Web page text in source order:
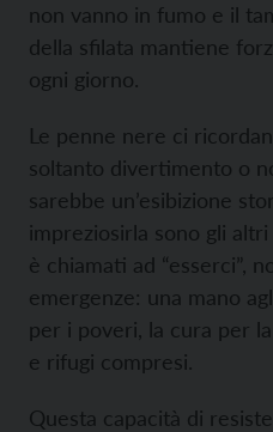
non vanno in fumo e il
della sfilata mantiene
ogni giorno.
Le penne nere ci
soltanto divertimento o
sarebbe un’esibizione
impreziosirla sono gli
è chiamati ad “esserci”,
emergenze: una mano
per i poveri, la cura per
e rifugi compresi.
Questa capacità di